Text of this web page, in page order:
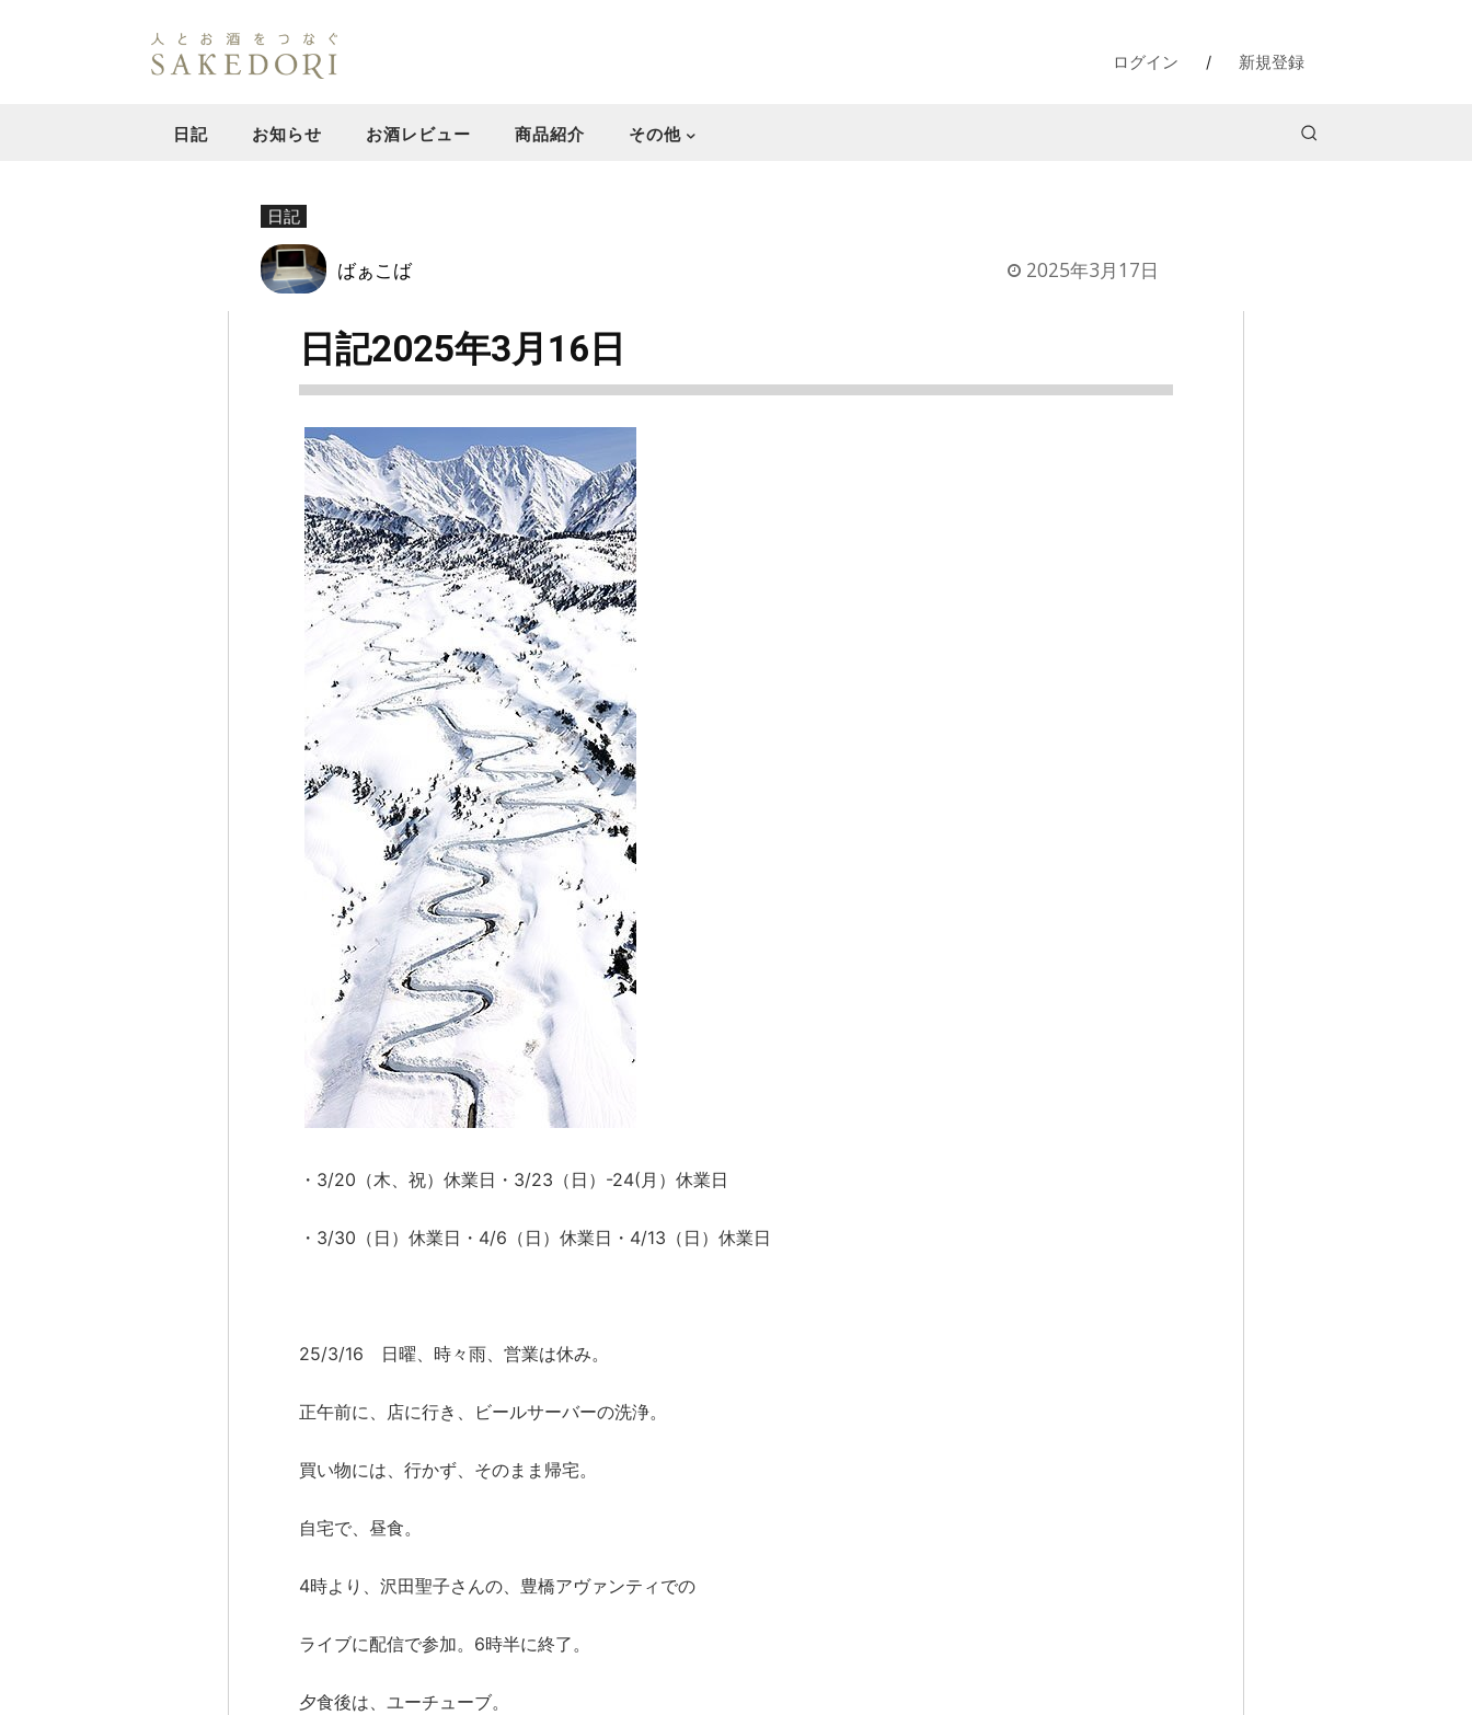
ログイン / 新規登録
日記 お知らせ お酒レビュー 商品紹介 その他
日記
ばぁこば 2025年3月17日
日記2025年3月16日
・3/20（木、祝）休業日・3/23（日）-24(月）休業日
・3/30（日）休業日・4/6（日）休業日・4/13（日）休業日
25/3/16 日曜、時々雨、営業は休み。
正午前に、店に行き、ビールサーバーの洗浄。
買い物には、行かず、そのまま帰宅。
自宅で、昼食。
4時より、沢田聖子さんの、豊橋アヴァンティでの
ライブに配信で参加。6時半に終了。
夕食後は、ユーチューブ。